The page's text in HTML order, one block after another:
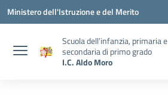
Vai ai contenuti
Vai al menu di navigazione
Vai al footer
Ministero dell'Istruzione e del Merito
Scuola dell’infanzia, primaria e
secondaria di primo grado
I.C. Aldo Moro